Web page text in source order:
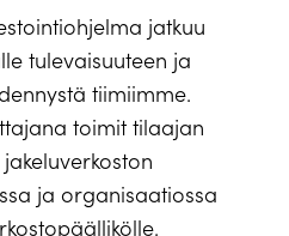
jatkuu
tulevaisuuteen ja
tiimiimme.
toimit tilaajan
ja organisaatiossa